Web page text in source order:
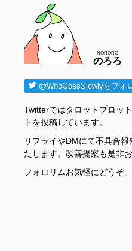
のろろ
NORORO
@WhoGoesSlowlyをフォ
Twitterではタロットプロッ
トを投稿しています。
リプライやDMにて不具合
たします。改善提案も是非
フォロリムお気軽にどうぞ。